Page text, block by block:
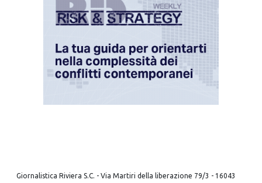
Giornalistica Riviera S.C. - Via Martiri della liberazione 79/3 - 16043